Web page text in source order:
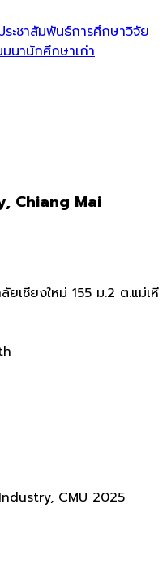
ระชาสัมพันธ์การศึกษาวิจัย
นานักศึกษาเก่า
Chiang Mai
เชียงใหม่ 155 ม.2 ต.แม่เหี
CMU 2025